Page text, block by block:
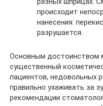
происходит
нанесения:
разрушается.
Основным достоинством
существенный
пациентов, недовольных
правильно ухаживать за
рекомендации